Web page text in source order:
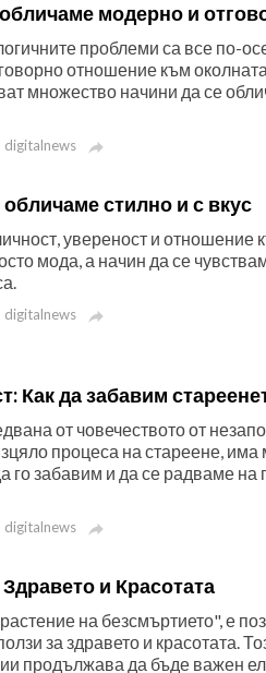
модерно и
проблеми са все по-
отношение към
множество начини да се
digitalnews 
стилно и с вкус
увереност и отношение
мода, а начин да се
digitalnews 
Как да забавим
от човечеството от
процеса на стареене, има
го забавим и да се радваме на
digitalnews 
и Красотата
на безсмъртието", е
за здравето и красотата.
продължава да бъде важен